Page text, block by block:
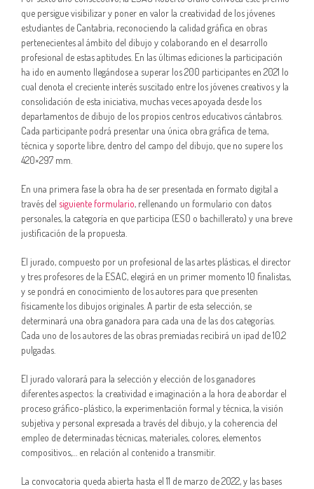
que persigue visibilizar y poner en valor la creatividad de los jóvenes
estudiantes de Cantabria, reconociendo la calidad gráfica en obras
pertenecientes al ámbito del dibujo y colaborando en el desarrollo
profesional de estas aptitudes. En las últimas ediciones la participación
ha ido en aumento llegándose a superar los 200 participantes en 2021 lo
cual denota el creciente interés suscitado entre los jóvenes creativos y la
consolidación de esta iniciativa, muchas veces apoyada desde los
departamentos de dibujo de los propios centros educativos cántabros.
Cada participante podrá presentar una única obra gráfica de tema,
técnica y soporte libre, dentro del campo del dibujo, que no supere los
420×297 mm.
En una primera fase la obra ha de ser presentada en formato digital a
través del siguiente formulario, rellenando un formulario con datos
personales, la categoría en que participa (ESO o bachillerato) y una breve
justificación de la propuesta.
El jurado, compuesto por un profesional de las artes plásticas, el director
y tres profesores de la ESAC, elegirá en un primer momento 10 finalistas,
y se pondrá en conocimiento de los autores para que presenten
físicamente los dibujos originales. A partir de esta selección, se
determinará una obra ganadora para cada una de las dos categorías.
Cada uno de los autores de las obras premiadas recibirá un ipad de 10,2
pulgadas.
El jurado valorará para la selección y elección de los ganadores
diferentes aspectos: la creatividad e imaginación a la hora de abordar el
proceso gráfico-plástico, la experimentación formal y técnica, la visión
subjetiva y personal expresada a través del dibujo, y la coherencia del
empleo de determinadas técnicas, materiales, colores, elementos
compositivos,… en relación al contenido a transmitir.
La convocatoria queda abierta hasta el 11 de marzo de 2022, y las bases